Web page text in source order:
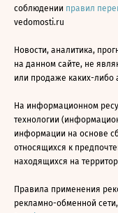
соблюдении правил
vedomosti.ru
Новости, аналитика,
на данном сайте, не
или продаже каких-либо
На информационном
технологии
информации на основе
относящихся к
находящихся на
Правила применения
рекламно-обменной